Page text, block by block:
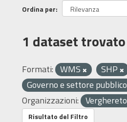
Ordina per
1 dataset trovato
Formati: WMS SHP
Governo e settore pubblico
Organizzazioni: Verghereto
Risultato del Filtro